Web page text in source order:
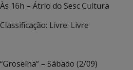
Às 16h – Átrio do Sesc Cultura
Classificação: Livre: Livre
“Groselha” – Sábado (2/09)